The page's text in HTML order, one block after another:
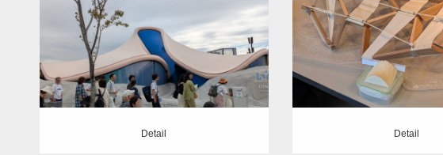
Category:
Detail
Detail
Category:最適化 構造解析
デザイン
Detail
Detail